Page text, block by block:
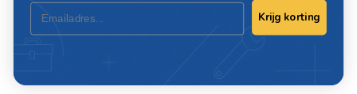
Schrijf ook een review
Email
Krijg korting